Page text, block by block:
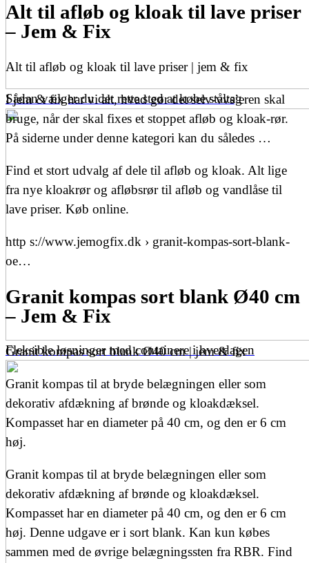
Sådan vælger du det rette sted at købe ståltag
Fleksible løsninger med containere i hverdagen
Alt til afløb og kloak til lave priser
– Jem & Fix
Alt til afløb og kloak til lave priser | jem & fix
I jem & fix har vi alt, hvad gør det selv-vvs’eren skal
bruge, når der skal fixes et stoppet afløb og kloak-rør.
På siderne under denne kategori kan du således …
Find et stort udvalg af dele til afløb og kloak. Alt lige
fra nye kloakrør og afløbsrør til afløb og vandlåse til
lave priser. Køb online.
http s://www.jemogfix.dk › granit-kompas-sort-blank-
oe…
Granit kompas sort blank Ø40 cm
– Jem & Fix
Granit kompas sort blank Ø40 cm | jem & fix
Granit kompas til at bryde belægningen eller som
dekorativ afdækning af brønde og kloakdæksel.
Kompasset har en diameter på 40 cm, og den er 6 cm
høj.
Granit kompas til at bryde belægningen eller som
dekorativ afdækning af brønde og kloakdæksel.
Kompasset har en diameter på 40 cm, og den er 6 cm
høj. Denne udgave er i sort blank. Kan kun købes
sammen med de øvrige belægningssten fra RBR. Find